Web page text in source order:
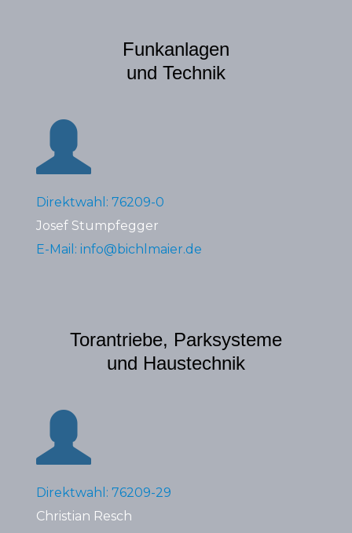
Funkanlagen
und Technik
Direktwahl: 76209-0
Josef Stumpfegger
E-Mail: info@bichlmaier.de
Torantriebe, Parksysteme
und Haustechnik
Direktwahl: 76209-29
Christian Resch